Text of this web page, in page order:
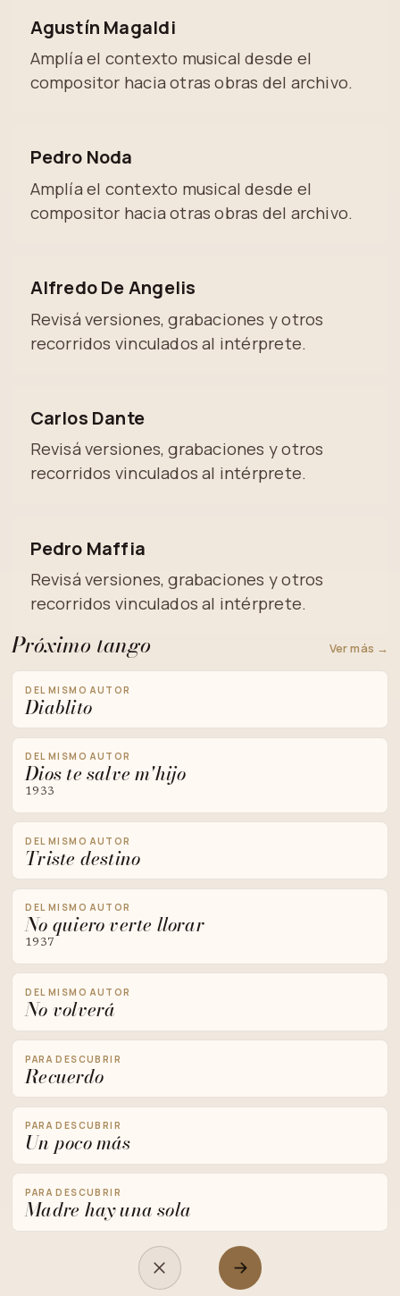
Agustín Magaldi
Amplía el contexto musical desde el
compositor hacia otras obras del archivo.
Pedro Noda
Amplía el contexto musical desde el
compositor hacia otras obras del archivo.
Alfredo De Angelis
Revisá versiones, grabaciones y otros
recorridos vinculados al intérprete.
Carlos Dante
Revisá versiones, grabaciones y otros
recorridos vinculados al intérprete.
Pedro Maffia
Revisá versiones, grabaciones y otros
recorridos vinculados al intérprete.
Próximo tango Ver más →
DEL MISMO AUTOR
Diablito
DEL MISMO AUTOR
Dios te salve m'hijo
1933
DEL MISMO AUTOR
Triste destino
DEL MISMO AUTOR
No quiero verte llorar
1937
DEL MISMO AUTOR
No volverá
PARA DESCUBRIR
Recuerdo
PARA DESCUBRIR
Un poco más
PARA DESCUBRIR
Madre hay una sola